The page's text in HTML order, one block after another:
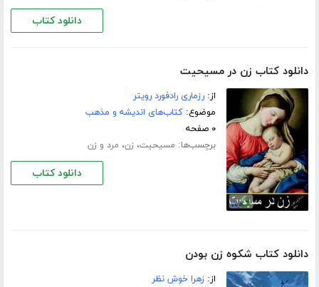
دانلود کتاب
دانلود کتاب زن در مسیحیت
از:رزماری رادفورد رویتر
موضوع:کتاب‌های اندیشه و مذهب
۰ صفحه
برچسب‌ها: مسیحیت، زن، مرد و زن
دانلود کتاب
دانلود کتاب شکوه زن بودن
از:زهرا خوش نظر